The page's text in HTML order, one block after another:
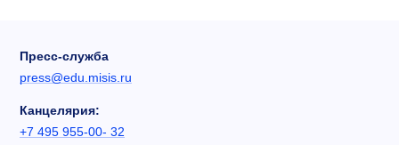
Пресс-служба
press@edu.misis.ru
Канцелярия:
+7 495 955-00- 32